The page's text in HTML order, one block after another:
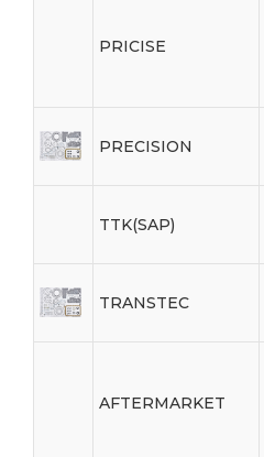
PRICISE
PRECISION
TTK(SAP)
TRANSTEC
AFTERMARKET